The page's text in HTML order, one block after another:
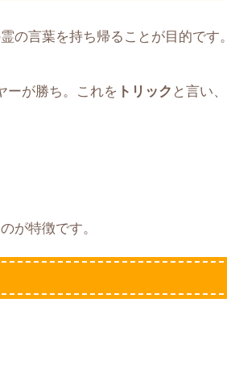
の言葉を持ち帰ることが目的です。
ーが勝ち。これを トリック と言い、
のが特徴です。